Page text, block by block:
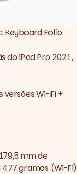
Keyboard Folio
do iPad Pro 2021,
versões Wi-Fi +
mm de
gramas (Wi-Fi)